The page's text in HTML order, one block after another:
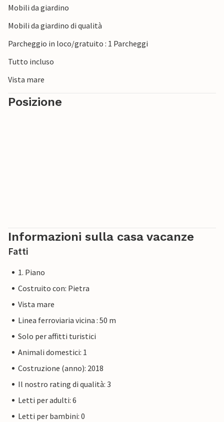
Mobili da giardino
Mobili da giardino di qualità
Parcheggio in loco/gratuito : 1 Parcheggi
Tutto incluso
Vista mare
Posizione
Informazioni sulla casa vacanze
Fatti
1. Piano
Costruito con: Pietra
Vista mare
Linea ferroviaria vicina : 50 m
Solo per affitti turistici
Animali domestici: 1
Costruzione (anno): 2018
Il nostro rating di qualità: 3
Letti per adulti: 6
Letti per bambini: 0